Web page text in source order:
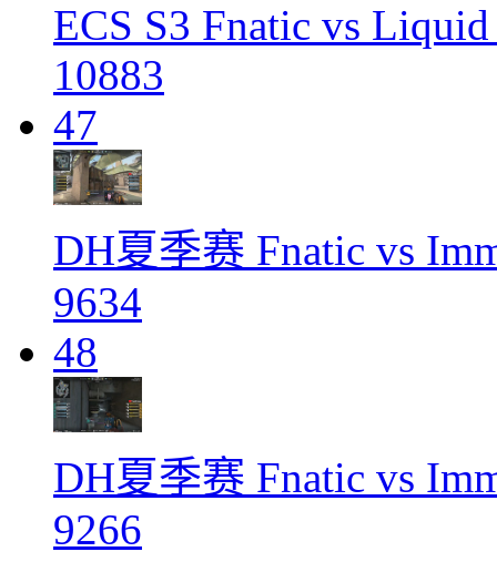
ECS S3 Fnatic vs
10883
47
DH夏季赛 Fnatic vs
9634
48
DH夏季赛 Fnatic vs
9266